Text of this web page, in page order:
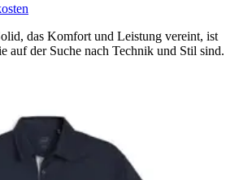
das Komfort und Leistung vereint, ist
auf der Suche nach Technik und Stil sind.